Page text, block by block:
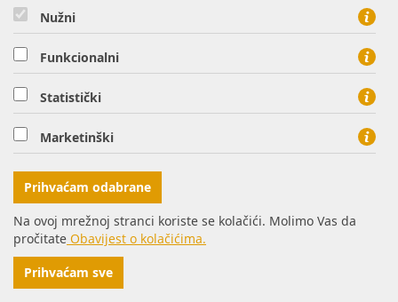
03.07.2024. Planirani radovi na plinskoj mreži - Višnjevac
03.07.2024. Planirani radovi na plinskoj mreži - Virovitica
03.07.2024. Planirani radovi na plinskoj mreži - Virovitica
03.07.2024. Planirani radovi na plinskoj mreži - Pakrac
03.07.2024. - 04.07.2024. - Planirani radovi na plinskoj
mreži - Sirač
03.07.2024. Neplanirani radovi na plinskoj mreži - Lozan
Nužni
Funkcionalni
Statistički
Marketinški
Prihvaćam odabrane
Na ovoj mrežnoj stranci koriste se kolačići. Molimo Vas da
pročitate Obavijest o kolačićima.
Prihvaćam sve